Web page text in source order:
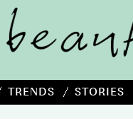
TRENDS STORIES